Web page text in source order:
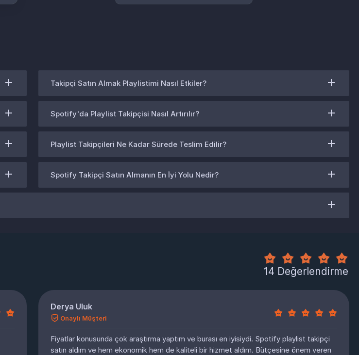
Takipçi Satın Almak Playlistimi Nasıl Etkiler?
Spotify'da Playlist Takipçisi Nasıl Artırılır?
Playlist Takipçileri Ne Kadar Sürede Teslim Edilir?
Spotify Takipçi Satın Almanın En İyi Yolu Nedir?
14 Değerlendirme
Derya Uluk
Onaylı Müşteri
Fiyatlar konusunda çok araştırma yaptım ve burası en iyisiydi. Spotify playlist takipçi
satın aldım ve hem ekonomik hem de kaliteli bir hizmet aldım. Bütçesine önem veren